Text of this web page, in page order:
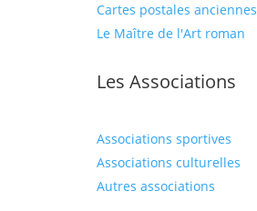
Cartes postales anciennes
Le Maître de l'Art roman
Les Associations
Associations sportives
Associations culturelles
Autres associations